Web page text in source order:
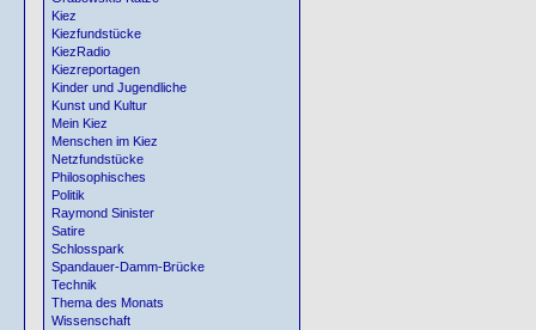
Kiez
Kiezfundstücke
KiezRadio
Kiezreportagen
Kinder und Jugendliche
Kunst und Kultur
Mein Kiez
Menschen im Kiez
Netzfundstücke
Philosophisches
Politik
Raymond Sinister
Satire
Schlosspark
Spandauer-Damm-Brücke
Technik
Thema des Monats
Wissenschaft